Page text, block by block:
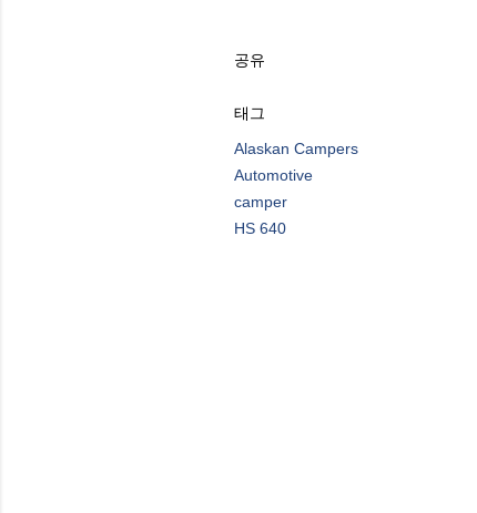
공유
태그
Alaskan Campers
Automotive
camper
HS 640